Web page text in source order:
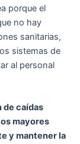
porque el
no hay
sanitarias,
sistemas de
al personal
caídas
mayores
y mantener la